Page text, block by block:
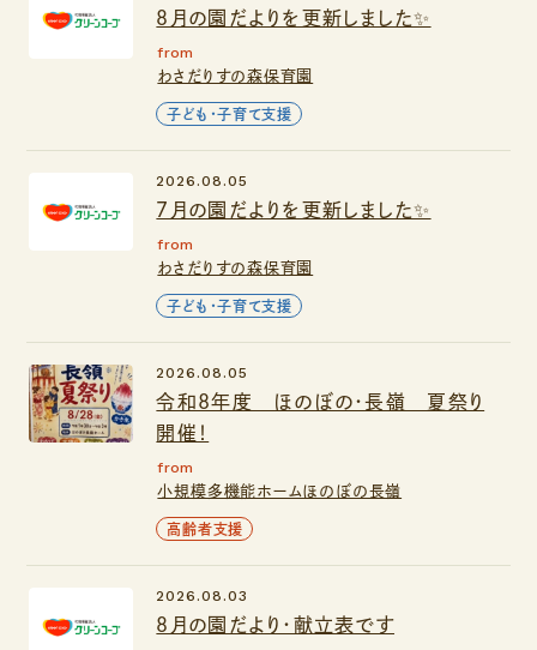
８月の園だよりを更新しました✨
from
わさだりすの森保育園
子ども・子育て支援
７月の園だよりを更新しました✨
2026.08.05
from
わさだりすの森保育園
子ども・子育て支援
令和8年度 ほのぼの・長嶺 夏祭り
開催！
2026.08.05
from
小規模多機能ホームほのぼの長嶺
高齢者支援
８月の園だより・献立表です
2026.08.03